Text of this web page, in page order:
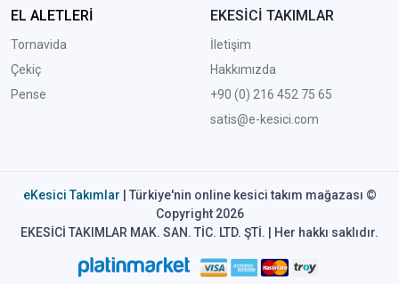
EL ALETLERİ
Tornavida
Çekiç
Pense
EKESİCİ TAKIMLAR
İletişim
Hakkımızda
+90 (0) 216 452 75 65
satis@e-kesici.com
eKesici Takımlar | Türkiye'nin online kesici takım mağazası ©
Copyright 2026
EKESİCİ TAKIMLAR MAK. SAN. TİC. LTD. ŞTİ. | Her hakkı saklıdır.